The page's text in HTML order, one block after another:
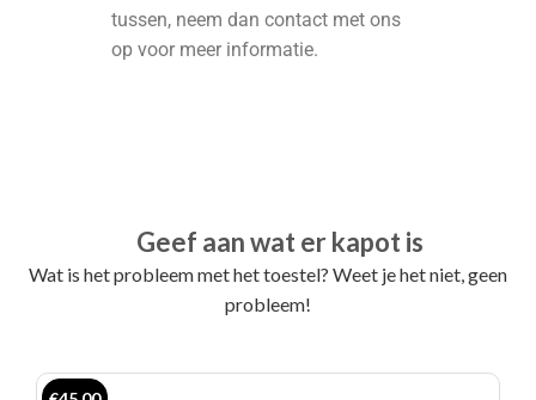
tussen, neem dan contact met ons
op voor meer informatie.
Geef aan wat er kapot is
Wat is het probleem met het toestel? Weet je het niet, geen
probleem!